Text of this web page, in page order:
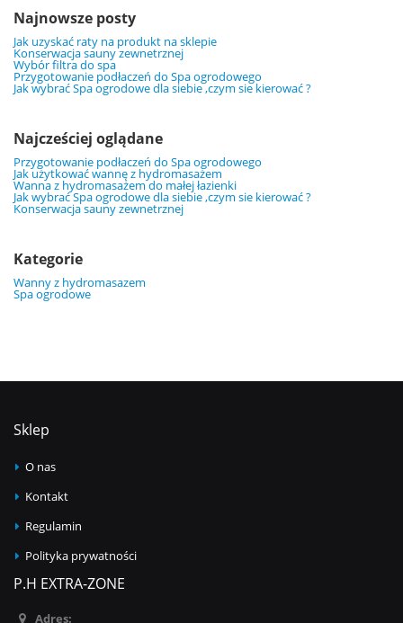
Najnowsze posty
Jak uzyskać raty na produkt na sklepie
Konserwacja sauny zewnetrznej
Wybór filtra do spa
Przygotowanie podłaczeń do Spa ogrodowego
Jak wybrać Spa ogrodowe dla siebie ,czym sie kierować ?
Najcześciej oglądane
Przygotowanie podłaczeń do Spa ogrodowego
Jak użytkować wannę z hydromasażem
Wanna z hydromasażem do małej łazienki
Jak wybrać Spa ogrodowe dla siebie ,czym sie kierować ?
Konserwacja sauny zewnetrznej
Kategorie
Wanny z hydromasazem
Spa ogrodowe
Sklep
O nas
Kontakt
Regulamin
Polityka prywatności
P.H EXTRA-ZONE
Adres: